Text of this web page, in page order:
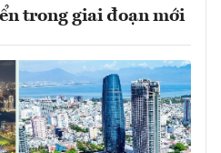
trong giai đoạn mới